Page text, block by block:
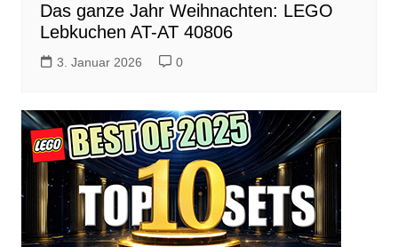
Das ganze Jahr Weihnachten: LEGO
Lebkuchen AT-AT 40806
3. Januar 2026 0